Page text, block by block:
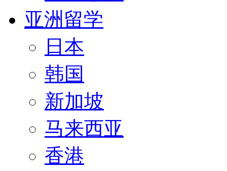
亚洲留学
日本
韩国
新加坡
马来西亚
香港